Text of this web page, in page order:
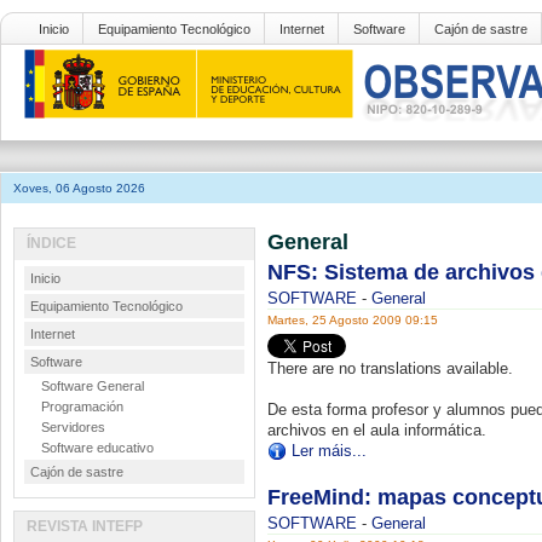
Inicio Equipamiento Tecnológico Internet Software Cajón de sastre
Xoves, 06 Agosto 2026
General
NFS: Sistema de archivos
SOFTWARE - General
Martes, 25 Agosto 2009 09:15
There are no translations available.
De esta forma profesor y alumnos
archivos en el aula informática.
Ler máis...
FreeMind: mapas
SOFTWARE - General
ÍNDICE
Inicio
Equipamiento Tecnológico
Internet
Software
Software General
Programación
Servidores
Software educativo
Cajón de sastre
REVISTA INTEFP